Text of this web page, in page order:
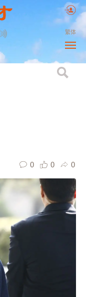
繁体
0 0 0